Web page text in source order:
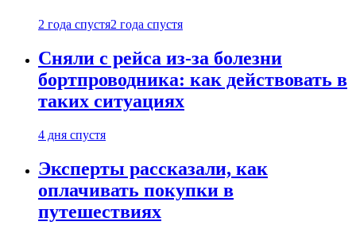
2 года спустя2 года спустя
Сняли с рейса из-за болезни
бортпроводника: как действовать в
таких ситуациях
4 дня спустя
Эксперты рассказали, как
оплачивать покупки в
путешествиях